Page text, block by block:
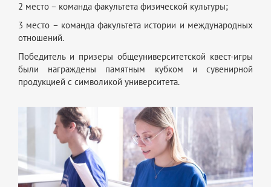
2 место – команда факультета физической культуры;
3 место – команда факультета истории и международных
отношений.
Победитель и призеры общеуниверситетской квест-игры
были награждены памятным кубком и сувенирной
продукцией с символикой университета.